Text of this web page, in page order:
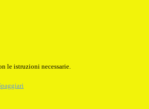
le istruzioni necessarie.